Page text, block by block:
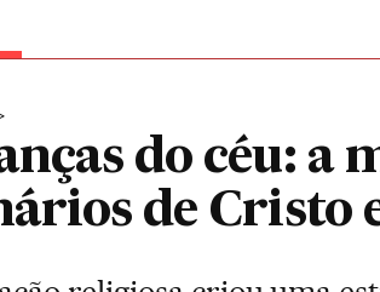
do céu: a
de Cristo